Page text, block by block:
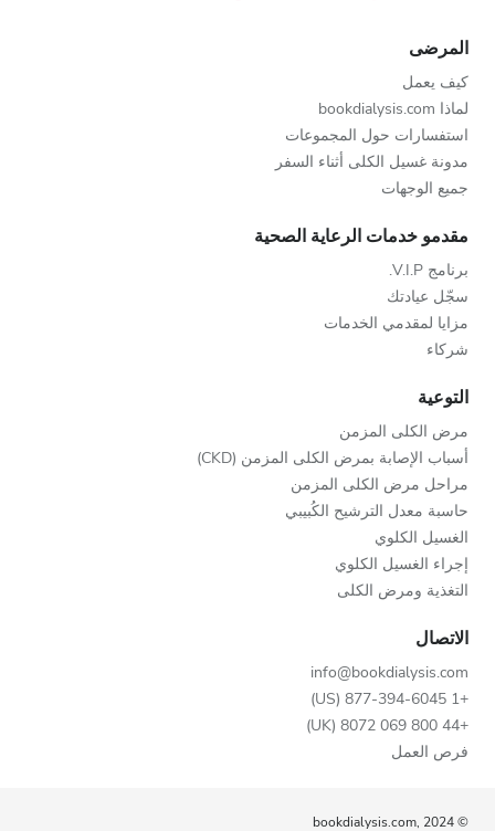
المرضى
كيف يعمل
لماذا bookdialysis.com
استفسارات حول المجموعات
مدونة غسيل الكلى أثناء السفر
جميع الوجهات
مقدمو خدمات الرعاية الصحية
برنامج V.I.P.
سجّل عيادتك
مزايا لمقدمي الخدمات
شركاء
التوعية
مرض الكلى المزمن
أسباب الإصابة بمرض الكلى المزمن (CKD)
مراحل مرض الكلى المزمن
حاسبة معدل الترشيح الكُبيبي
الغسيل الكلوي
إجراء الغسيل الكلوي
التغذية ومرض الكلى
الاتصال
info@bookdialysis.com
+1 877-394-6045 (US)
+44 800 069 8072 (UK)
فرص العمل
© bookdialysis.com, 2024